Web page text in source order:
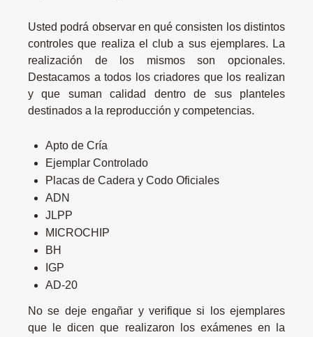
Usted podrá observar en qué consisten los distintos
controles que realiza el club a sus ejemplares. La
realización de los mismos son opcionales.
Destacamos a todos los criadores que los realizan
y que suman calidad dentro de sus planteles
destinados a la reproducción y competencias.
Apto de Cría
Ejemplar Controlado
Placas de Cadera y Codo Oficiales
ADN
JLPP
MICROCHIP
BH
IGP
AD-20
No se deje engañar y verifique si los ejemplares
que le dicen que realizaron los exámenes en la